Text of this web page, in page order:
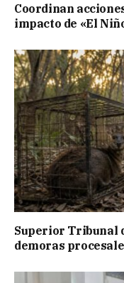
Coordinan
impacto de «El
Superior Tribunal
demoras